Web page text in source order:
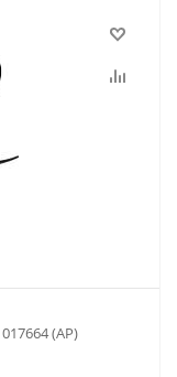
017664 (AP)